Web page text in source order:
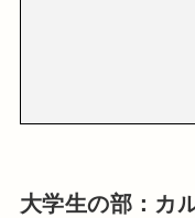
大学生の部：カ